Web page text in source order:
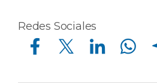
Redes Sociales
Compartir en Facebook Compartir en Twitter Compartir en Linkedin Compartir en Whatsapp